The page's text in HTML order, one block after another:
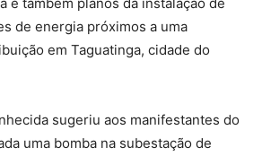
de energia próximos a uma
em Taguatinga, cidade do
sugeriu aos manifestantes do
uma bomba na subestação de